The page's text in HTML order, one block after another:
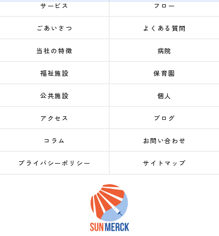
サービス フロー
ごあいさつ よくある質問
当社の特徴 病院
福祉施設 保育園
公共施設 個人
アクセス ブログ
コラム お問い合わせ
プライバシーポリシー サイトマップ